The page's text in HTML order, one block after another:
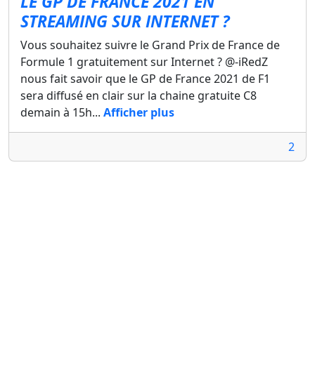
STREAMING SUR INTERNET ?
Vous souhaitez suivre le Grand Prix de France de
Formule 1 gratuitement sur Internet ? @-iRedZ
nous fait savoir que le GP de France 2021 de F1
sera diffusé en clair sur la chaine gratuite C8
demain à 15h... Afficher plus
2